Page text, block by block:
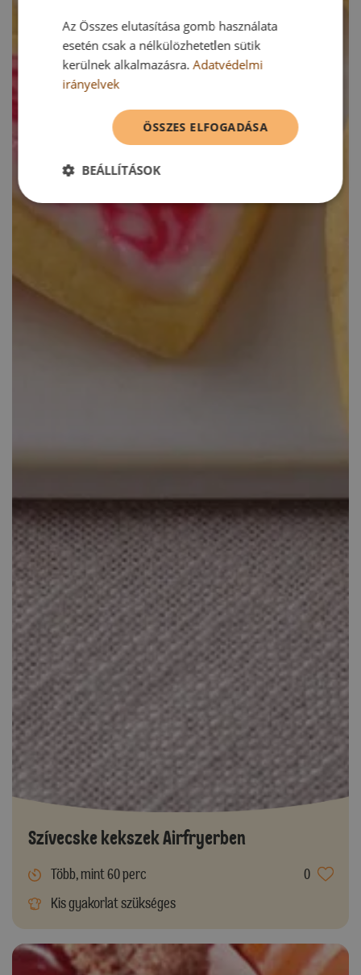
Szívecske kekszek Airfryerben
Több, mint 60 perc
0
Kis gyakorlat szükséges
Az Összes elutasítása gomb használata
esetén csak a nélkülözhetetlen sütik
kerülnek alkalmazásra.Adatvédelmi
irányelvek
ÖSSZES ELFOGADÁSA
BEÁLLÍTÁSOK